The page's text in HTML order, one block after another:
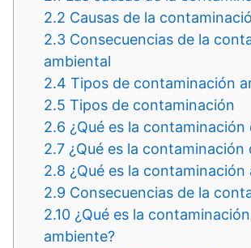
2.2 Causas de la
2.3 Consecuencias de la
ambiental
2.4 Tipos de contaminación
2.5 Tipos de contaminación
2.6 ¿Qué es la contaminación
2.7 ¿Qué es la contaminación
2.8 ¿Qué es la
2.9 Consecuencias de la
2.10 ¿Qué es la
ambiente?